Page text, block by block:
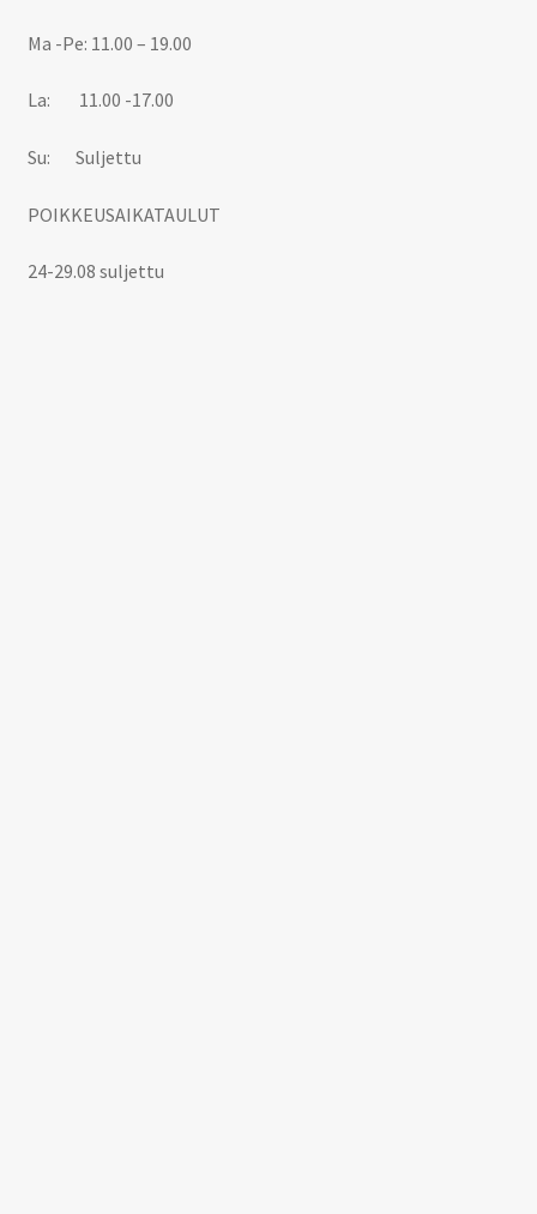
Ma -Pe: 11.00 – 19.00
La: 11.00 -17.00
Su: Suljettu
POIKKEUSAIKATAULUT
24-29.08 suljettu